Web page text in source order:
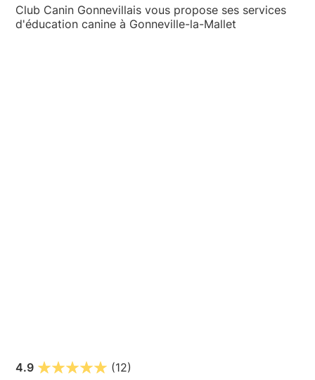
Club Canin Gonnevillais vous propose ses services
d'éducation canine à Gonneville-la-Mallet
4.9 (12)